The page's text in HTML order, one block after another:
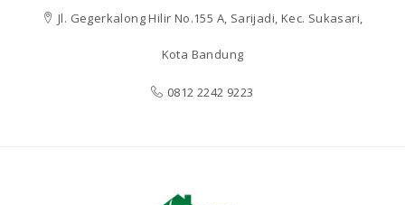
Jl. Gegerkalong Hilir No.155 A, Sarijadi, Kec. Sukasari,
Kota Bandung
0812 2242 9223